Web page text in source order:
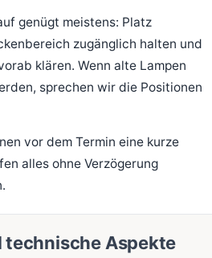
genügt meistens: Platz
zugänglich halten und
klären. Wenn alte Lampen
sprechen wir die Positionen
vor dem Termin eine kurze
alles ohne Verzögerung
technische Aspekte